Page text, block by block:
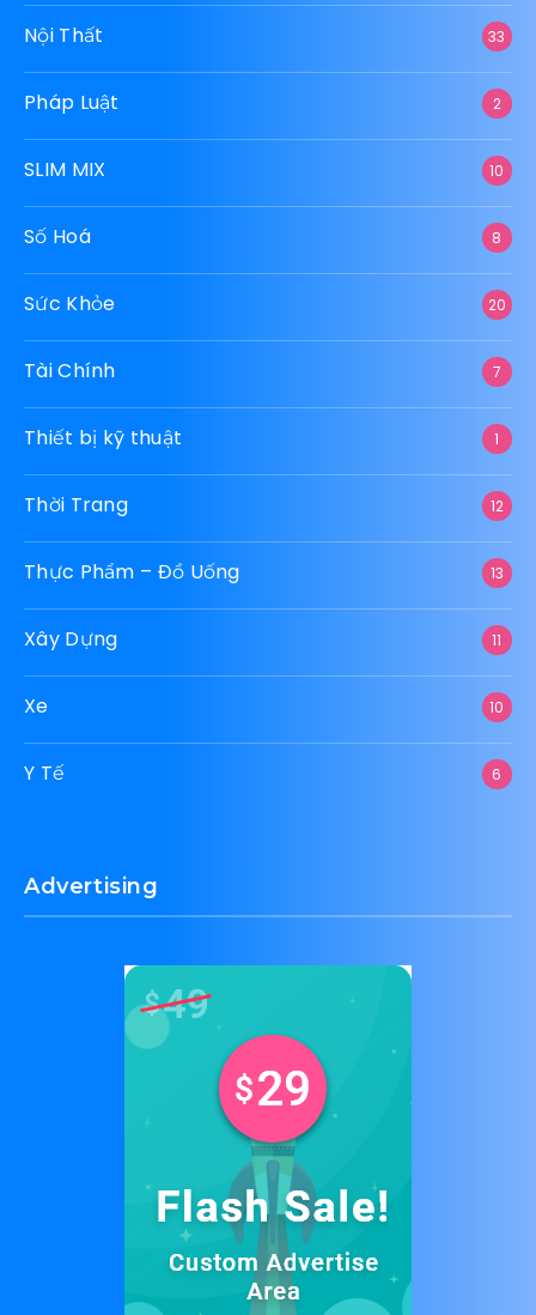
Nội Thất 33
Pháp Luật 2
SLIM MIX 10
Số Hoá 8
Sức Khỏe 20
Tài Chính 7
Thiết bị kỹ thuật 1
Thời Trang 12
Thực Phẩm – Đồ Uống 13
Xây Dựng 11
Xe 10
Y Tế 6
Advertising